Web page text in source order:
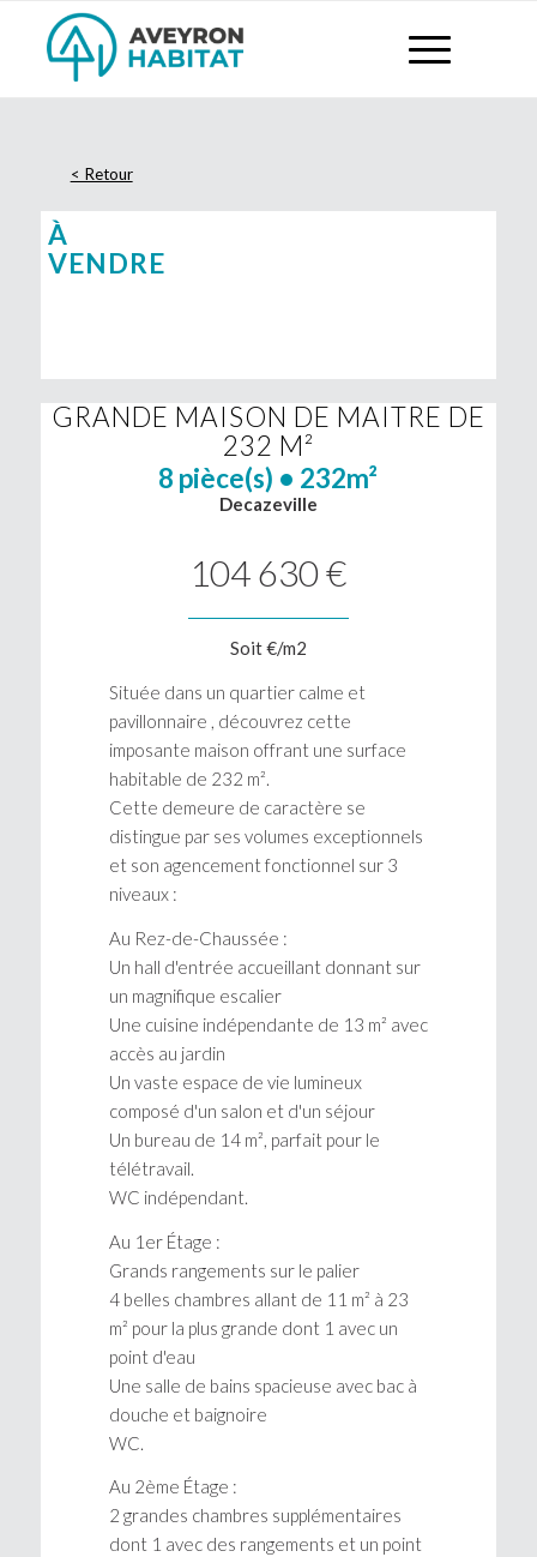
À
VENDRE
GRANDE MAISON DE MAITRE DE
232 M²
8 pièce(s) • 232m²
Decazeville
104 630 €
Soit €/m2
Située dans un quartier calme et
pavillonnaire , découvrez cette
imposante maison offrant une surface
habitable de 232 m².
Cette demeure de caractère se
distingue par ses volumes exceptionnels
et son agencement fonctionnel sur 3
niveaux :
Au Rez-de-Chaussée :
Un hall d'entrée accueillant donnant sur
un magnifique escalier
Une cuisine indépendante de 13 m² avec
accès au jardin
Un vaste espace de vie lumineux
composé d'un salon et d'un séjour
Un bureau de 14 m², parfait pour le
télétravail.
WC indépendant.
Au 1er Étage :
Grands rangements sur le palier
4 belles chambres allant de 11 m² à 23
m² pour la plus grande dont 1 avec un
point d'eau
Une salle de bains spacieuse avec bac à
douche et baignoire
WC.
Au 2ème Étage :
2 grandes chambres supplémentaires
dont 1 avec des rangements et un point